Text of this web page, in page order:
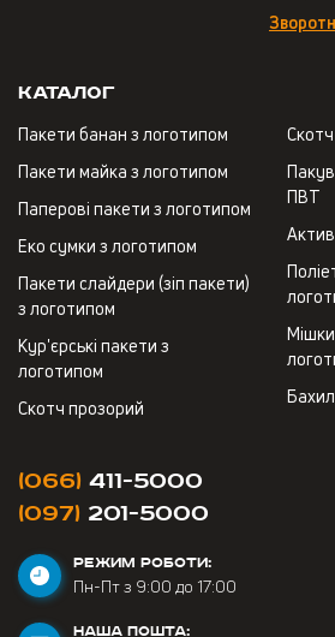
Каталог
Пакети банан з логотипом
Пакети майка з логотипом
Паперові пакети з логотипом
Еко сумки з логотипом
Пакети слайдери (зіп пакети)
з логотипом
Кур'єрські пакети з
логотипом
Скотч прозорий
ПВТ
(066) 411-5000
(097) 201-5000
РЕЖИМ РОБОТИ:
Пн-Пт з 9:00 до 17:00
НАША ПОШТА: